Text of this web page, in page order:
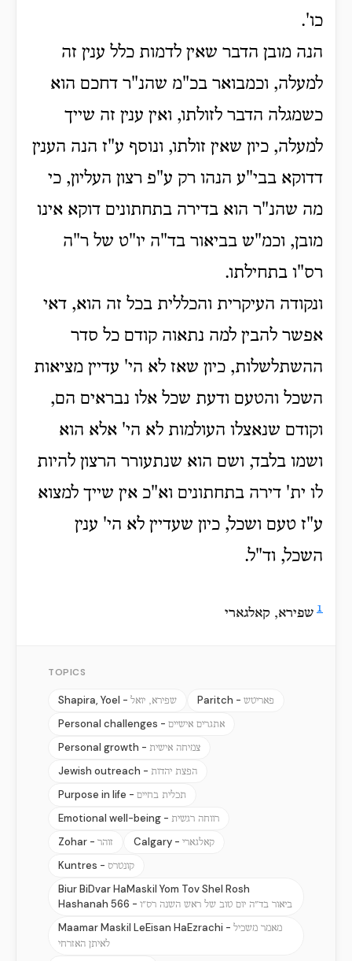
כו'.
הנה מובן הדבר שאין לדמות כלל ענין זה
למעלה, וכמבואר בכ"מ שהנ"ר דחכם הוא
כשמגלה הדבר לזולתו, ואין ענין זה שייך
למעלה, כיון שאין זולתו, ונוסף ע"ז הנה הענין
דדוקא בבי"ע הנהו רק ע"פ רצון העליון, כי
מה שהנ"ר הוא בדירה בתחתונים דוקא אינו
מובן, וכמ"ש בביאור בד"ה יו"ט של ר"ה
רס"ו בתחילתו.
ונקודה העיקרית והכללית בכל זה הוא, דאי
אפשר להבין למה נתאוה קודם כל סדר
ההשתלשלות, כיון שאז לא הי' עדיין מציאות
השכל והטעם ודעת שכל אלו נבראים הם,
וקודם שנאצלו העולמות לא הי' אלא הוא
ושמו בלבד, ושם הוא שנתעורר הרצון להיות
לו ית' דירה בתחתונים וא"כ אין שייך למצוא
ע"ז טעם ושכל, כיון שעדיין לא הי' ענין
השכל, וד"ל.
1 שפירא, קאלגארי
TOPICS
Shapira, Yoel - שפירא, יואל Paritch - פאריטש
Personal challenges - אתגרים אישיים
Personal growth - צמיחה אישית
Jewish outreach - הפצת יהדות
Purpose in life - תכלית בחיים
Emotional well-being - רווחה רגשית
Zohar - זוהר Calgary - קאלגארי
Kuntres - קונטרס
Biur BiDvar HaMaskil Yom Tov Shel Rosh
Hashanah 566 - ביאור בד״ה יום טוב של ראש השנה רס״ו
Maamar Maskil LeEisan HaEzrachi - מאמר משכיל
לאיתן האזרחי